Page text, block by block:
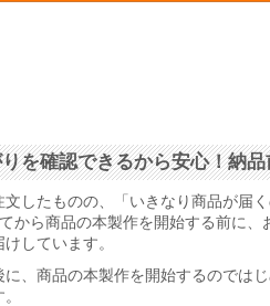
を確認できるから安心！納
文したものの、「いきなり商品が届
から商品の本製作を開始する前に
しています。
、商品の本製作を開始するのでは